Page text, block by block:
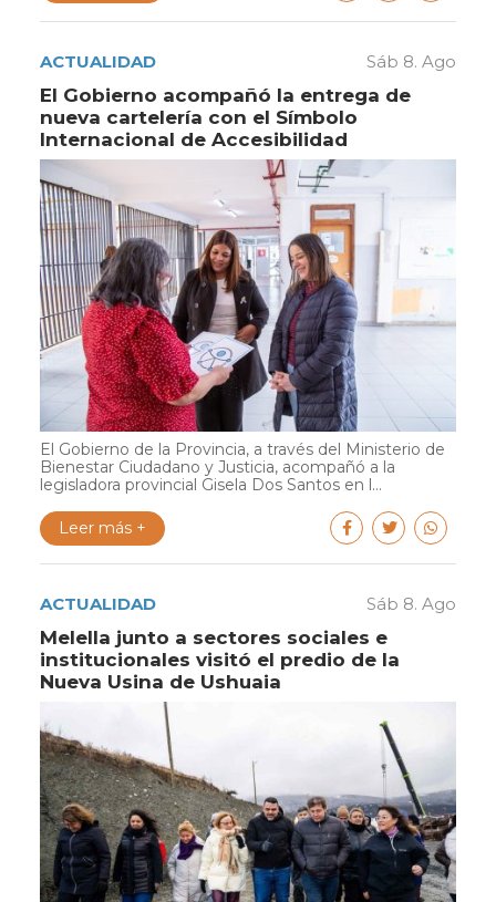
ACTUALIDAD Sáb 8. Ago
El Gobierno acompañó la entrega de
nueva cartelería con el Símbolo
Internacional de Accesibilidad
El Gobierno de la Provincia, a través del Ministerio de
Bienestar Ciudadano y Justicia, acompañó a la
legisladora provincial Gisela Dos Santos en l...
Leer más +
ACTUALIDAD Sáb 8. Ago
Melella junto a sectores sociales e
institucionales visitó el predio de la
Nueva Usina de Ushuaia